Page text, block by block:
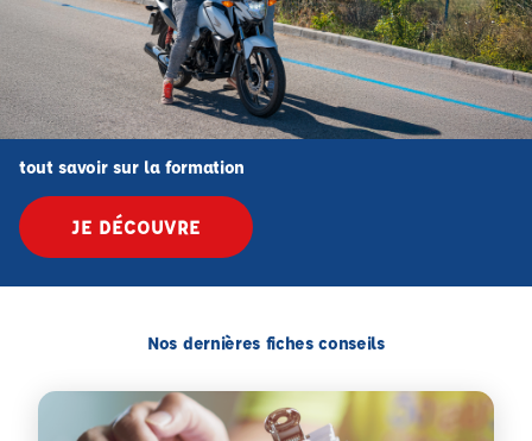
tout savoir sur la formation
JE DÉCOUVRE
Nos dernières fiches conseils